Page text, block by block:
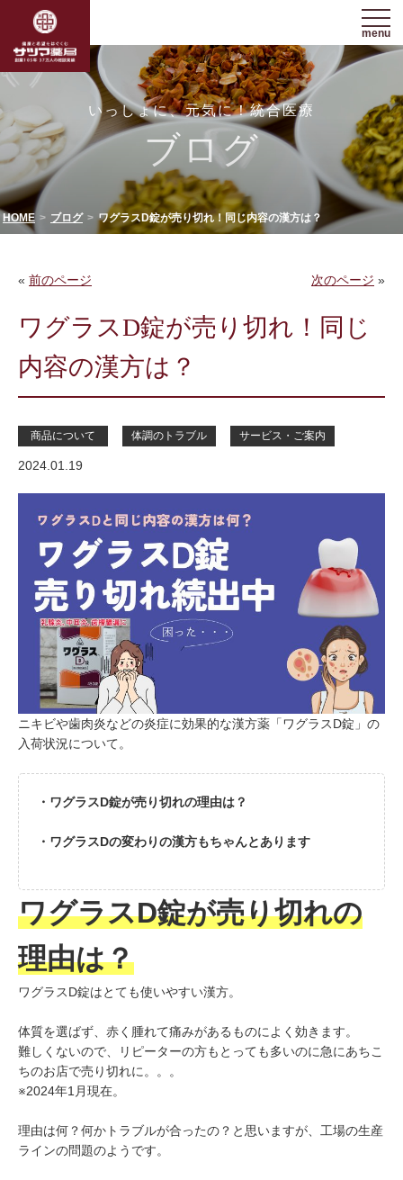
menu
いっしょに、元気に！統合医療
ブログ
HOME ブログ ワグラスD錠が売り切れ！同じ内容の漢方は？
« 前のページ 次のページ »
ワグラスD錠が売り切れ！同じ
内容の漢方は？
商品について 体調のトラブル サービス・ご案内
2024.01.19
ニキビや歯肉炎などの炎症に効果的な漢方薬「ワグラスD錠」の
入荷状況について。
・ワグラスD錠が売り切れの理由は？
・ワグラスDの変わりの漢方もちゃんとあります
ワグラスD錠が売り切れの
理由は？
ワグラスD錠はとても使いやすい漢方。
体質を選ばず、赤く腫れて痛みがあるものによく効きます。
難しくないので、リピーターの方もとっても多いのに急にあちこ
ちのお店で売り切れに。。。
※2024年1月現在。
理由は何？何かトラブルが合ったの？と思いますが、工場の生産
ラインの問題のようです。